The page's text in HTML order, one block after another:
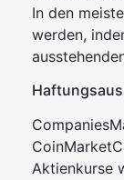
In den
werden,
Aktienkurse